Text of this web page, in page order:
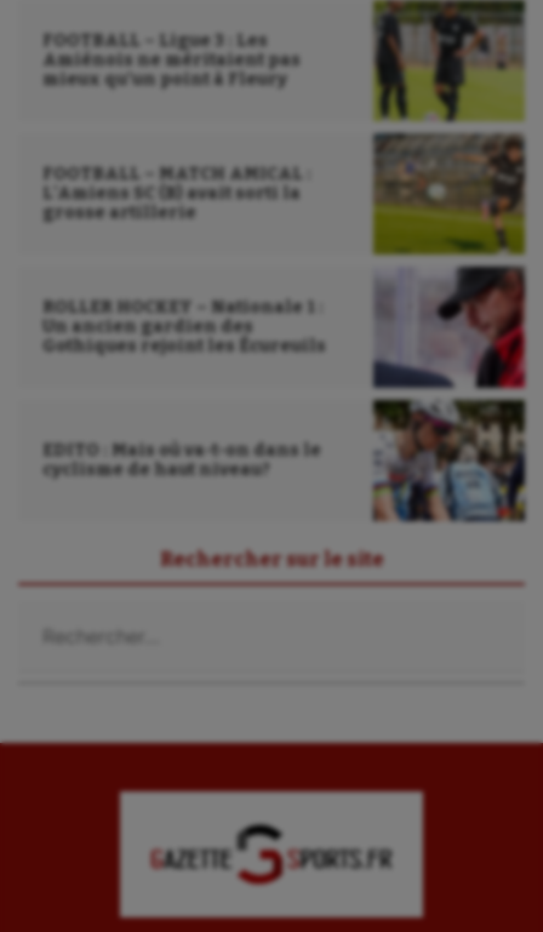
Voile
Wakeboard
FOOTBALL – Ligue 3 : Les
Amiénois ne méritaient pas
mieux qu’un point à Fleury
FOOTBALL – MATCH AMICAL :
L’Amiens SC (B) avait sorti la
grosse artillerie
ROLLER HOCKEY – Nationale 1 :
Un ancien gardien des
Gothiques rejoint les Écureuils
EDITO : Mais où va-t-on dans le
cyclisme de haut niveau?
Rechercher sur le site